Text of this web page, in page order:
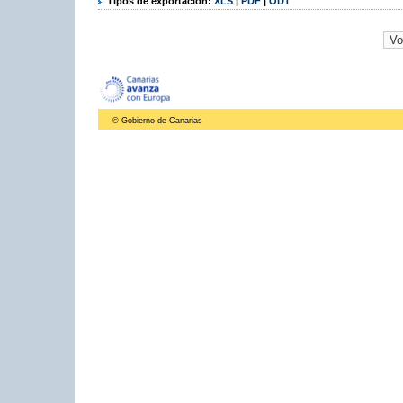
© Gobierno de Canarias